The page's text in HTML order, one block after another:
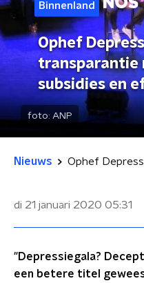
Binnenland
Ophef
transparantie
subsidies en
foto: ANP
Nieuws
di 21 januari 2020 05:31
"Depressiegala?
een betere titel